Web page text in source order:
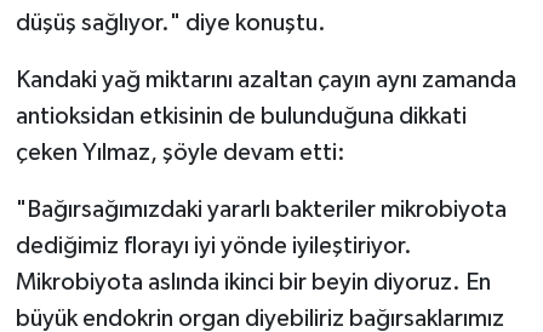
düşüş sağlıyor." diye konuştu.
Kandaki yağ miktarını azaltan çayın aynı zamanda
antioksidan etkisinin de bulunduğuna dikkati
çeken Yılmaz, şöyle devam etti:
"Bağırsağımızdaki yararlı bakteriler mikrobiyota
dediğimiz florayı iyi yönde iyileştiriyor.
Mikrobiyota aslında ikinci bir beyin diyoruz. En
büyük endokrin organ diyebiliriz bağırsaklarımız